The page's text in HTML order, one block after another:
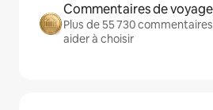
Commentaires de
Plus de 55 730
aider à choisir